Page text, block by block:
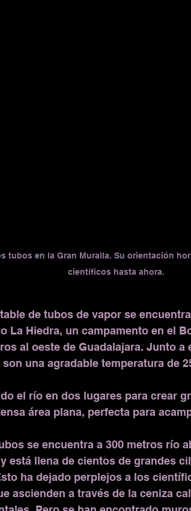
tubos en la Gran Muralla. Su orientación
científicos hasta ahora.
de tubos de vapor se
La Hiedra, un campamento en el
al oeste de Guadalajara. Junto a
una agradable temperatura de
el río en dos lugares para crear
área plana, perfecta para
se encuentra a 300 metros río
está llena de cientos de grandes
ha dejado perplejos a los
ascienden a través de la ceniza